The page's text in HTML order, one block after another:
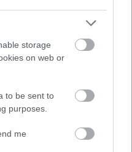
storage
on web or
to be sent to
purposes.
me
към сутрешната
овесена каша за
за освежаваща
или лека закуска.
и солените ястия
към салати
и в десерти